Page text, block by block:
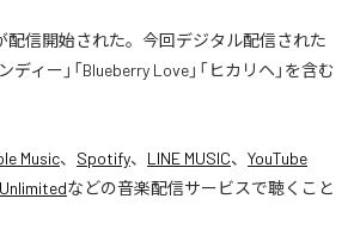
配信開始された。今回デジタル配信された
ィー」「Blueberry Love」「ヒカリヘ」を含む
Music、 Spotify、 LINE MUSIC、 YouTube
などの音楽配信サービスで聴くこと